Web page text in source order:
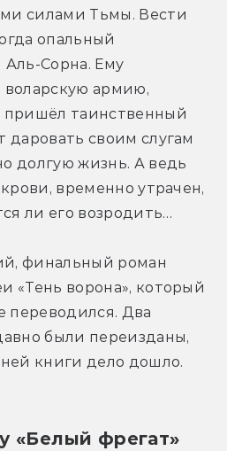
силами Тьмы. Вести
опальный
Аль-Сорна. Ему
воларскую армию,
таинственный
своим слугам
долгую жизнь. А ведь
временно утрачен,
ли его возродить…
финальный роман
«Тень ворона», который
переводился. Два
были переизданы,
книги дело дошло.
«Белый фрегат»